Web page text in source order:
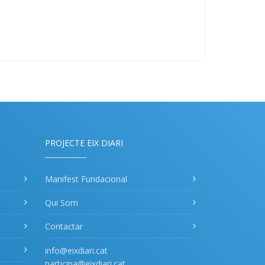
PROJECTE EIX DIARI
Manifest Fundacional
Qui Som
Contactar
info@eixdiari.cat